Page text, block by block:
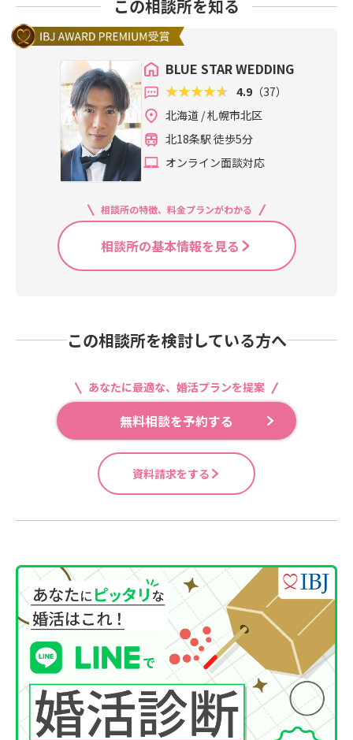
この相談所を知る
BLUE STAR WEDDING
4.9（37）
北海道 / 札幌市北区
北18条駅 徒歩5分
オンライン面談対応
相談所の特徴、料金プランがわかる
相談所の基本情報を見る
この相談所を検討している方へ
あなたに最適な、婚活プランを提案
無料相談を予約する
資料請求をする